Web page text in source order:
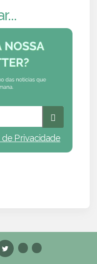
Privacidade